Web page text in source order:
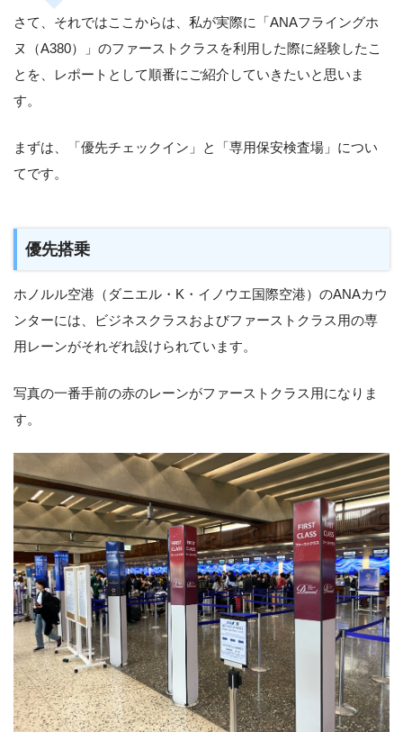
さて、それではここからは、私が実際に「ANAフライングホ
ヌ（A380）」のファーストクラスを利用した際に経験したこ
とを、レポートとして順番にご紹介していきたいと思いま
す。
まずは、「優先チェックイン」と「専用保安検査場」につい
てです。
優先搭乗
ホノルル空港（ダニエル・K・イノウエ国際空港）のANAカウ
ンターには、ビジネスクラスおよびファーストクラス用の専
用レーンがそれぞれ設けられています。
写真の一番手前の赤のレーンがファーストクラス用になりま
す。